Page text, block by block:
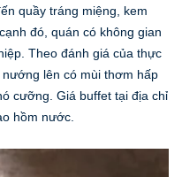
quầy tráng miệng, kem
đó, quán có không gian
Theo đánh giá của thực
lên có mùi thơm hấp
cưỡng. Giá buffet tại địa chỉ
hồm nước.